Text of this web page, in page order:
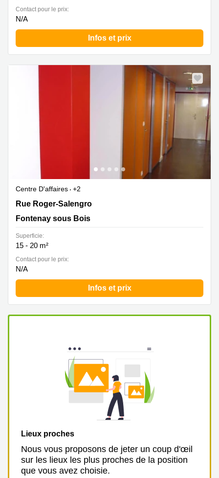
Contact pour le prix:
N/A
Infos et prix
Centre D'affaires
+2
58 rue Roger Salengro, Fontenay sous Bois, Fontenay
Rue Roger-Salengro
Fontenay sous Bois
Superficie:
15 - 20 m²
Contact pour le prix:
N/A
Infos et prix
Lieux proches
Nous vous proposons de jeter un coup d'œil
sur les lieux les plus proches de la position
que vous avez choisie.